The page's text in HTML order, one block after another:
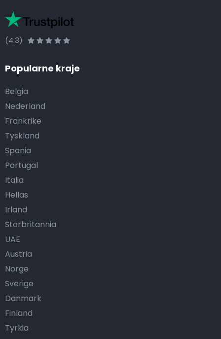
(4.3)
Popularne kraje
Belgia
Nederland
Frankrike
Tyskland
Spania
Portugal
Italia
Hellas
Irland
Storbritannia
UAE
Austria
Norge
Sverige
Danmark
Finland
Tyrkia